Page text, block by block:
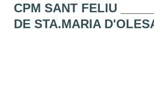
CPM SANT FELIU
DE STA.MARIA